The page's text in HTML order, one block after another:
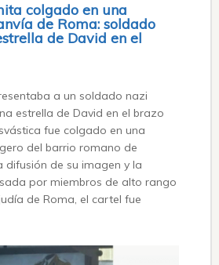
colgado en una
de Roma: soldado
de David en el
a un soldado nazi
estrella de David en el brazo
fue colgado en una
del barrio romano de
difusión de su imagen y la
por miembros de alto rango
de Roma, el cartel fue